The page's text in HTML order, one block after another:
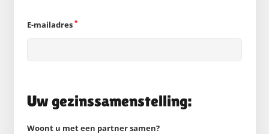
E-mailadres *
Uw gezinssamenstelling:
Woont u met een partner samen?